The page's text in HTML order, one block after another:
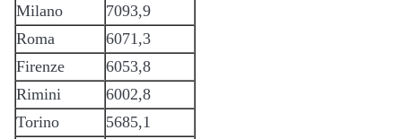
Milano
7093,9
Roma
6071,3
Firenze
6053,8
Rimini
6002,8
Torino
5685,1